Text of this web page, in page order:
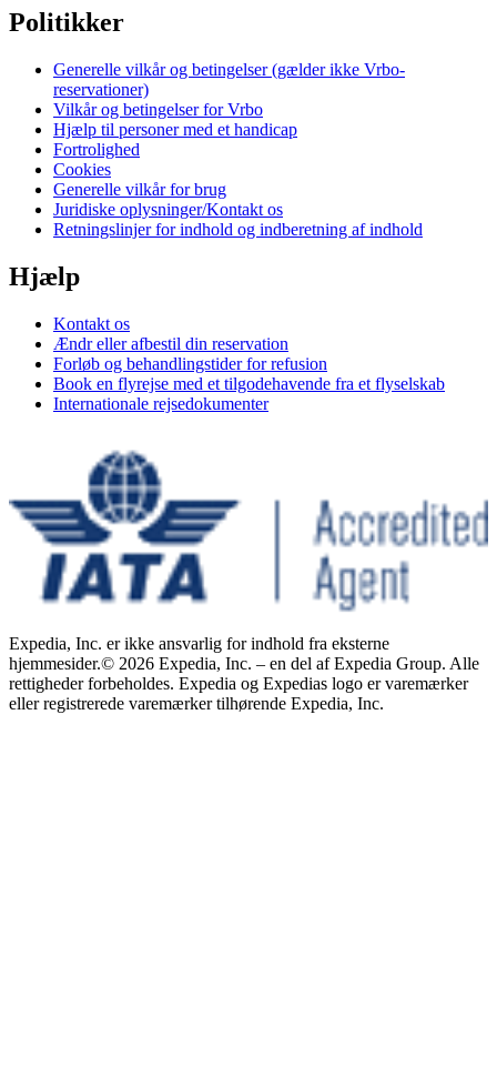
Politikker
Generelle vilkår og betingelser (gælder ikke Vrbo-
reservationer)
Vilkår og betingelser for Vrbo
Hjælp til personer med et handicap
Fortrolighed
Cookies
Generelle vilkår for brug
Juridiske oplysninger/Kontakt os
Retningslinjer for indhold og indberetning af indhold
Hjælp
Kontakt os
Ændr eller afbestil din reservation
Forløb og behandlingstider for refusion
Book en flyrejse med et tilgodehavende fra et flyselskab
Internationale rejsedokumenter
Expedia, Inc. er ikke ansvarlig for indhold fra eksterne
hjemmesider.© 2026 Expedia, Inc. – en del af Expedia Group. Alle
rettigheder forbeholdes. Expedia og Expedias logo er varemærker
eller registrerede varemærker tilhørende Expedia, Inc.